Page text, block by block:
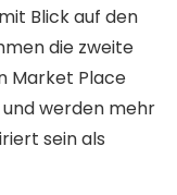
Blick auf den
die zweite
Market Place
und werden mehr
sein als